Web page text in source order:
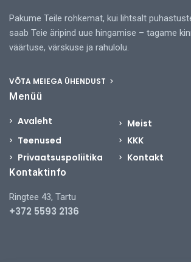
Pakume Teile rohkemat, kui lihtsalt
saab Teie äripind uue hingamise – tagame
väärtuse, värskuse ja rahulolu.
VÕTA MEIEGA ÜHENDUST
Menüü
Avaleht
Meist
Teenused
KKK
Privaatsuspoliitika
Kontakt
Kontaktinfo
Ringtee 43, Tartu
+372 5593 2136